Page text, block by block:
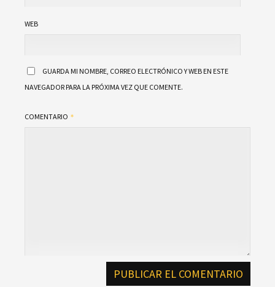
WEB
GUARDA MI NOMBRE, CORREO ELECTRÓNICO Y WEB EN ESTE
NAVEGADOR PARA LA PRÓXIMA VEZ QUE COMENTE.
COMENTARIO